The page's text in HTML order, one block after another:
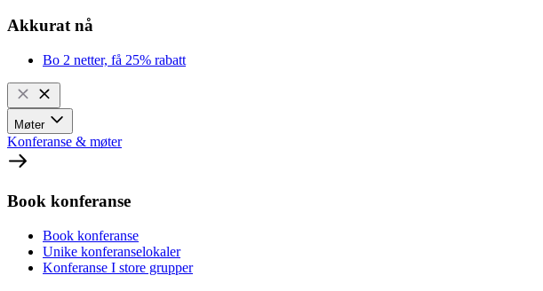
Akkurat nå
Bo 2 netter, få 25% rabatt
Møter
Konferanse & møter
Book konferanse
Book konferanse
Unike konferanselokaler
Konferanse I store grupper